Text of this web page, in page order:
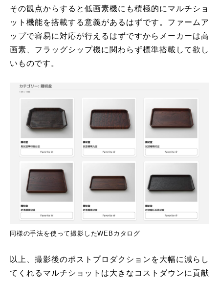
その観点からすると低画素機にも積極的にマルチショ
ット機能を搭載する意義があるはずです。ファームア
ップで容易に対応が行えるはずですからメーカーは高
画素、フラッグシップ機に関わらず標準搭載して欲し
いものです。
同様の手法を使って撮影したWEBカタログ
以上、撮影後のポストプロダクションを大幅に減らし
てくれるマルチショットは大きなコストダウンに貢献